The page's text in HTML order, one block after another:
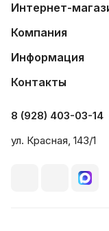
Интернет-
Компания
Информация
Контакты
8 (928) 403-03-14
ул. Красная, 143/1